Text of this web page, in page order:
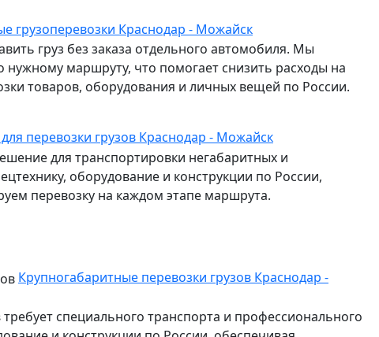
грузоперевозки Краснодар - Можайск
груз без заказа отдельного автомобиля. Мы
маршруту, что помогает снизить расходы на
товаров, оборудования и личных вещей по России.
перевозки грузов Краснодар - Можайск
для транспортировки негабаритных и
оборудование и конструкции по России,
перевозку на каждом этапе маршрута.
Крупногабаритные перевозки грузов Краснодар -
специального транспорта и профессионального